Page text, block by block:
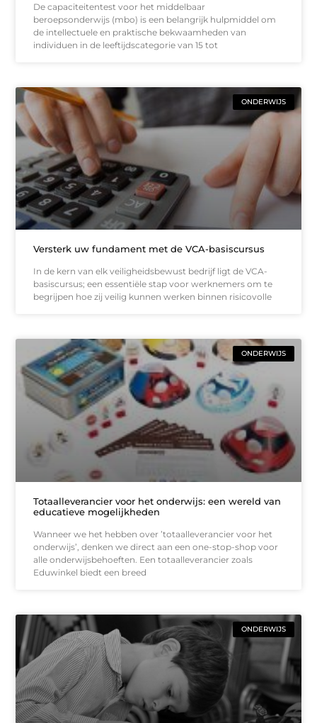
De capaciteitentest voor het middelbaar
beroepsonderwijs (mbo) is een belangrijk hulpmiddel om
de intellectuele en praktische bekwaamheden van
individuen in de leeftijdscategorie van 15 tot
ONDERWIJS
Versterk uw fundament met de VCA-basiscursus
In de kern van elk veiligheidsbewust bedrijf ligt de VCA-
basiscursus; een essentiële stap voor werknemers om te
begrijpen hoe zij veilig kunnen werken binnen risicovolle
ONDERWIJS
Totaalleverancier voor het onderwijs: een wereld van
educatieve mogelijkheden
Wanneer we het hebben over ’totaalleverancier voor het
onderwijs’, denken we direct aan een one-stop-shop voor
alle onderwijsbehoeften. Een totaalleverancier zoals
Eduwinkel biedt een breed
ONDERWIJS